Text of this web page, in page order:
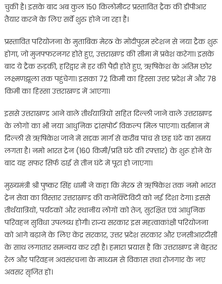
चुकी है। इसके बाद अब कुल 150 किलोमीटर प्रस्तावित ट्रैक की डीपीआर
तैयार करने के लिए सर्वे शुरु होने जा रहा है।
प्रस्तावित परियोजना के मुताबिक मेरठ के मोदीपुरम स्टेशन से नया ट्रैक शुरू
होगा, जो मुजफ्फरनगर होते हुए, उत्तराखण्ड की सीमा में प्रवेश करेगा। इसके
बाद ये ट्रैक रुड़की, हरिद्वार में हर की पैड़ी होते हुए, ऋषिकेश के अंतिम छोर
लक्ष्मणझूला तक पहुंचेगा। इसका 72 किमी का हिस्सा उत्तर प्रदेश में और 78
किमी का हिस्सा उत्तराखण्ड में आएगा।
इससे उत्तराखण्ड आने वाले तीर्थयात्रियों सहित दिल्ली जाने वाले उत्तराखण्ड
के लोगों का भी नया आधुनिक ट्रांसपोर्ट विकल्प मिल पाएगा। वर्तमान में
दिल्ली से ऋषिकेश जाने में सड़क मार्ग से करीब पांच से छह घंटे का समय
लगता है। नमो भारत ट्रेन (160 किमी/प्रति घंटे की रफ्तार) के शुरू होने के
बाद यह सफर सिर्फ ढाई से तीन घंटे में पूरा हो जाएगा।
मुख्यमंत्री श्री पुष्कर सिंह धामी ने कहा कि मेरठ से ऋषिकेश तक नमो भारत
ट्रेन सेवा का विस्तार उत्तराखण्ड की कनेक्टिविटी को नई दिशा देगा। इससे
तीर्थयात्रियों, पर्यटकों और स्थानीय लोगों को तेज, सुरक्षित एवं आधुनिक
परिवहन सुविधा उपलब्ध होगी। राज्य सरकार इस महत्वाकांक्षी परियोजना
को आगे बढ़ाने के लिए केंद्र सरकार, उत्तर प्रदेश सरकार और एनसीआरटीसी
के साथ लगातार समन्वय कर रही है। हमारा प्रयास है कि उत्तराखण्ड में बेहतर
रेल और परिवहन अवसंरचना के माध्यम से विकास तथा रोजगार के नए
अवसर सृजित हों।